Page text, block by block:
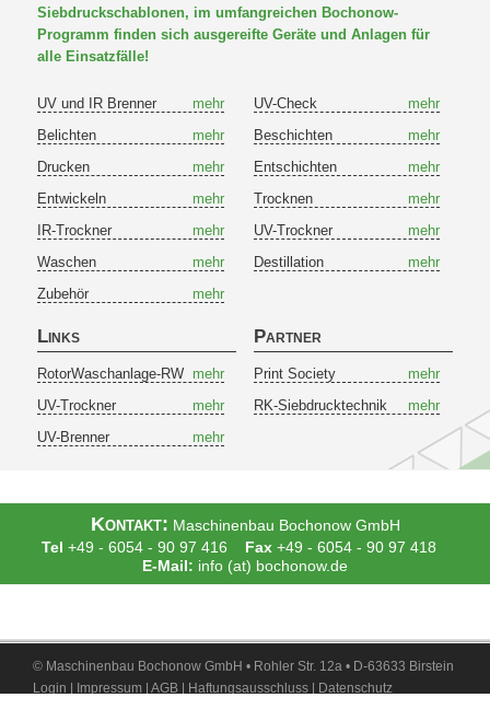
Siebdruckschablonen, im umfangreichen Bochonow-
Programm finden sich ausgereifte Geräte und Anlagen für
alle Einsatzfälle!
UV und IR Brenner mehr UV-Check
mehr
Belichten
mehr Beschichten
mehr
Drucken
mehr Entschichten
mehr
Entwickeln
mehr Trocknen
mehr
IR-Trockner
mehr UV-Trockner
mehr
Waschen
mehr Destillation
mehr
Zubehör
mehr
Links
RotorWaschanlage-RW mehr
UV-Trockner
mehr
UV-Brenner
mehr
Partner
Print Society
mehr
RK-Siebdrucktechnik
mehr
Kontakt: Maschinenbau Bochonow GmbH
Tel +49 - 6054 - 90 97 416 Fax+49 - 6054 - 90 97 418
E-Mail: info (at) bochonow.de
© Maschinenbau Bochonow GmbH • Rohler Str. 12a • D-63633 Birstein
Login
Impressum AGB Haftungsausschluss Datenschutz